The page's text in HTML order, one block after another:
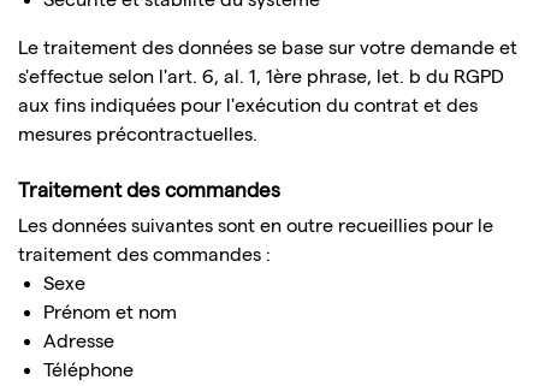
Le traitement des données se base sur votre demande et
s'effectue selon l'art. 6, al. 1, 1ère phrase, let. b du RGPD
aux fins indiquées pour l'exécution du contrat et des
mesures précontractuelles.
Traitement des commandes
Les données suivantes sont en outre recueillies pour le
traitement des commandes :
Sexe
Prénom et nom
Adresse
Téléphone